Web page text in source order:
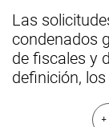
Las
condenados
de fiscales y
definición,